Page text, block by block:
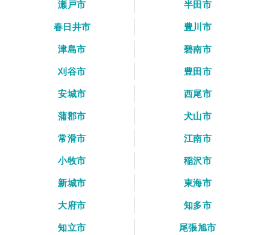
瀬戸市
半田市
春日井市
豊川市
津島市
碧南市
刈谷市
豊田市
安城市
西尾市
蒲郡市
犬山市
常滑市
江南市
小牧市
稲沢市
新城市
東海市
大府市
知多市
知立市
尾張旭市